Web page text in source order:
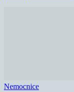
Nemocnice